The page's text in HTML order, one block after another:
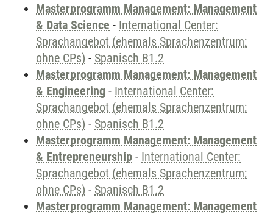
Masterprogramm Management: Management
& Data Science - International Center:
Sprachangebot (ehemals Sprachenzentrum;
ohne CPs) - Spanisch B1.2
Masterprogramm Management: Management
& Engineering - International Center:
Sprachangebot (ehemals Sprachenzentrum;
ohne CPs) - Spanisch B1.2
Masterprogramm Management: Management
& Entrepreneurship - International Center:
Sprachangebot (ehemals Sprachenzentrum;
ohne CPs) - Spanisch B1.2
Masterprogramm Management: Management